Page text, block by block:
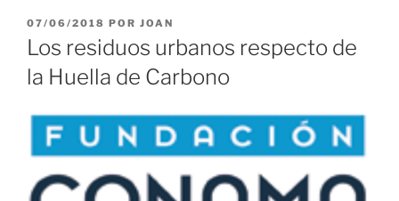
PUBLICADO
EL
07/06/2018 POR JOAN
Los residuos urbanos respecto de
la Huella de Carbono